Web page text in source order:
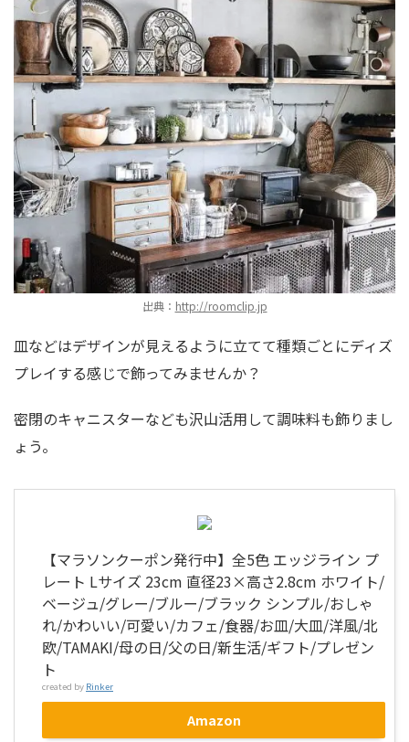
出典： http://roomclip.jp
皿などはデザインが見えるように立てて種類ごとにディズ
プレイする感じで飾ってみませんか？
密閉のキャニスターなども沢山活用して調味料も飾りまし
ょう。
【マラソンクーポン発行中】全5色 エッジライン プ
レート Lサイズ 23cm 直径23×高さ2.8cm ホワイト/
ベージュ/グレー/ブルー/ブラック シンプル/おしゃ
れ/かわいい/可愛い/カフェ/食器/お皿/大皿/洋風/北
欧/TAMAKI/母の日/父の日/新生活/ギフト/プレゼン
ト
created by Rinker
Amazon